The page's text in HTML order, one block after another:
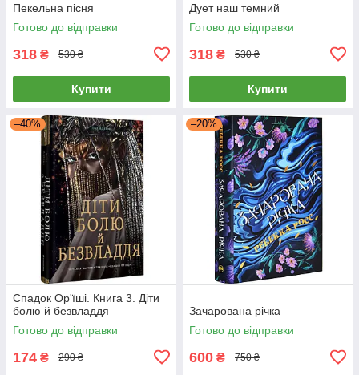
Пекельна пісня
Готово до відправки
318 ₴ 530 ₴
Купити
Дует наш темний
Готово до відправки
318 ₴ 530 ₴
Купити
–40%
Cпaдoк Op'їшi. Книга 3. Діти
болю й безвладдя
Готово до відправки
174 ₴ 290 ₴
–20%
Зачарована річка
Готово до відправки
600 ₴ 750 ₴